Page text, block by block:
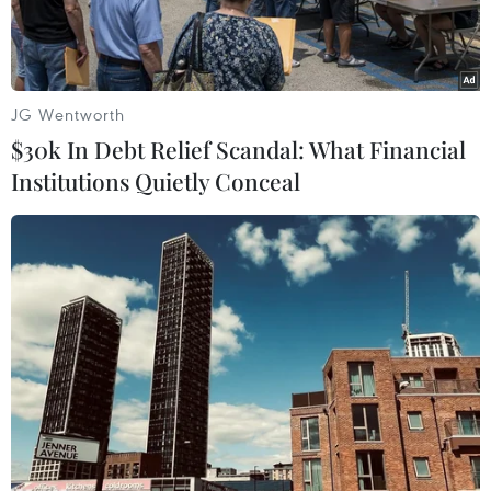
2023.
Sản xuất thép phục vụ xuất khẩu. (Ảnh: Đức Duy/Vietnam+)
Theo đại diện Tổng Công ty Thép Việt Nam
(Vnsteel), giá thép phế và phôi thép nội địa đang
thu hẹp dần khoảng cách với giá thép xây dựng
JG Wentworth
$30k In Debt Relief Scandal: What Financial
Institutions Quietly Conceal